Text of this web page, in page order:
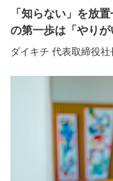
「知らない」を放
の第一歩は「やり
ダイキチ 代表取締役